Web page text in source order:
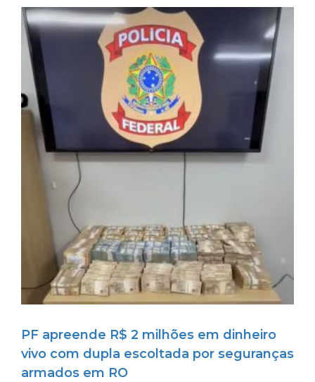
PF apreende R$ 2 milhões em dinheiro
vivo com dupla escoltada por seguranças
armados em RO